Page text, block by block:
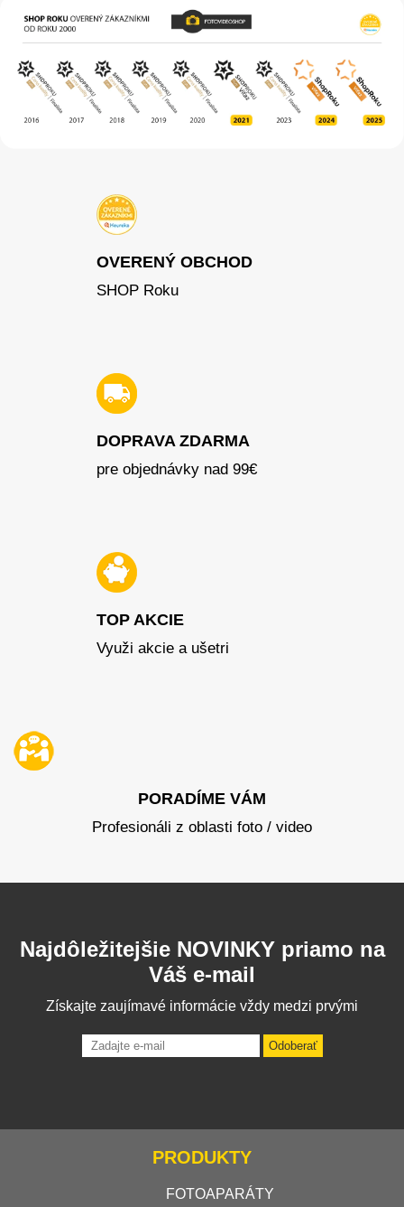
OVERENÝ OBCHOD
SHOP Roku
DOPRAVA ZDARMA
pre objednávky nad 99€
TOP AKCIE
Využi akcie a ušetri
PORADÍME VÁM
Profesionáli z oblasti foto / video
Najdôležitejšie NOVINKY priamo na
Váš e-mail
Získajte zaujímavé informácie vždy medzi prvými
Odoberať
PRODUKTY
FOTOAPARÁTY